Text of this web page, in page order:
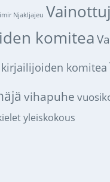
Njakljajeu
komitea
komitea
vihapuhe
yleiskokous